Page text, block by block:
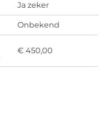
Ja zeker
Onbekend
€ 450,00